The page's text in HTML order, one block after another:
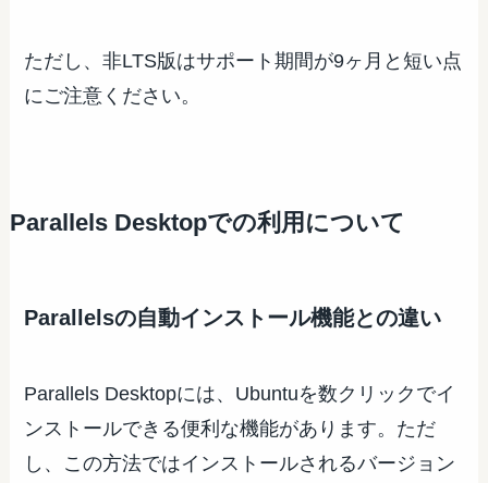
ただし、非LTS版はサポート期間が9ヶ月と短い点
にご注意ください。
Parallels Desktopでの利用について
Parallelsの自動インストール機能との違い
Parallels Desktopには、Ubuntuを数クリックでイ
ンストールできる便利な機能があります。ただ
し、この方法ではインストールされるバージョン